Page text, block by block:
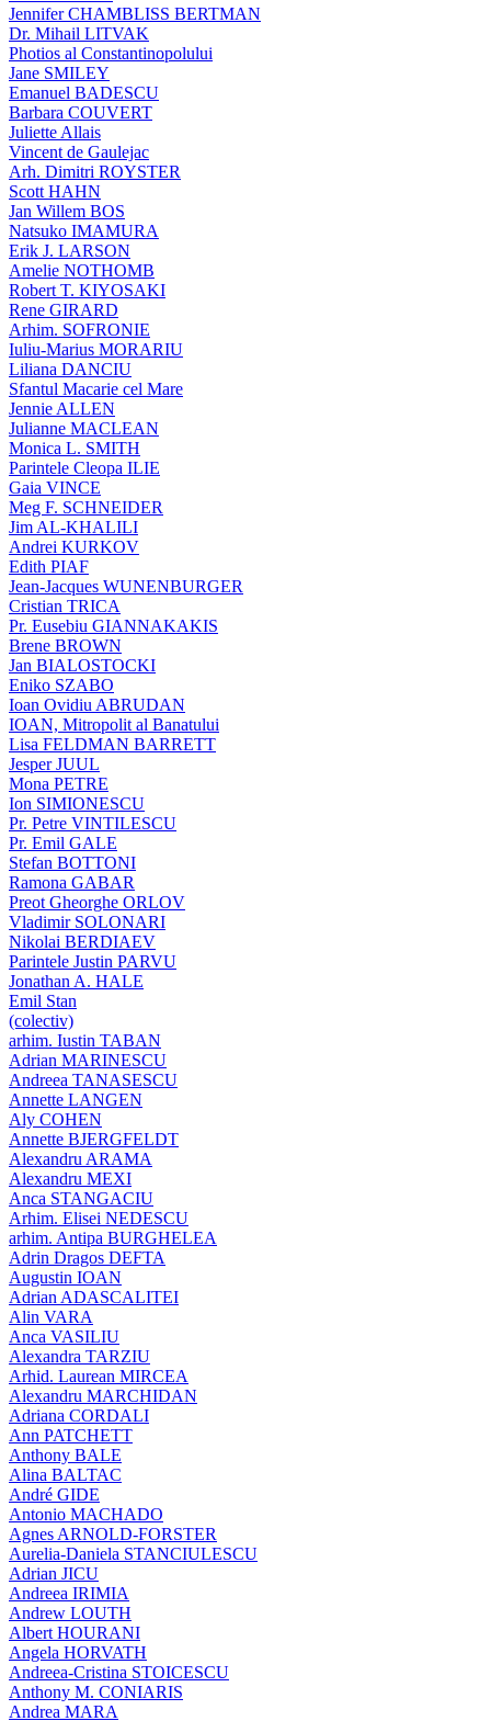
Jennifer CHAMBLISS BERTMAN
Dr. Mihail LITVAK
Photios al Constantinopolului
Jane SMILEY
Emanuel BADESCU
Barbara COUVERT
Juliette Allais
Vincent de Gaulejac
Arh. Dimitri ROYSTER
Scott HAHN
Jan Willem BOS
Natsuko IMAMURA
Erik J. LARSON
Amelie NOTHOMB
Robert T. KIYOSAKI
Rene GIRARD
Arhim. SOFRONIE
Iuliu-Marius MORARIU
Liliana DANCIU
Sfantul Macarie cel Mare
Jennie ALLEN
Julianne MACLEAN
Monica L. SMITH
Parintele Cleopa ILIE
Gaia VINCE
Meg F. SCHNEIDER
Jim AL-KHALILI
Andrei KURKOV
Edith PIAF
Jean-Jacques WUNENBURGER
Cristian TRICA
Pr. Eusebiu GIANNAKAKIS
Brene BROWN
Jan BIALOSTOCKI
Eniko SZABO
Ioan Ovidiu ABRUDAN
IOAN, Mitropolit al Banatului
Lisa FELDMAN BARRETT
Jesper JUUL
Mona PETRE
Ion SIMIONESCU
Pr. Petre VINTILESCU
Pr. Emil GALE
Stefan BOTTONI
Ramona GABAR
Preot Gheorghe ORLOV
Vladimir SOLONARI
Nikolai BERDIAEV
Parintele Justin PARVU
Jonathan A. HALE
Emil Stan
(colectiv)
arhim. Iustin TABAN
Adrian MARINESCU
Andreea TANASESCU
Annette LANGEN
Aly COHEN
Annette BJERGFELDT
Alexandru ARAMA
Alexandru MEXI
Anca STANGACIU
Arhim. Elisei NEDESCU
arhim. Antipa BURGHELEA
Adrin Dragos DEFTA
Augustin IOAN
Adrian ADASCALITEI
Alin VARA
Anca VASILIU
Alexandra TARZIU
Arhid. Laurean MIRCEA
Alexandru MARCHIDAN
Adriana CORDALI
Ann PATCHETT
Anthony BALE
Alina BALTAC
André GIDE
Antonio MACHADO
Agnes ARNOLD-FORSTER
Aurelia-Daniela STANCIULESCU
Adrian JICU
Andreea IRIMIA
Andrew LOUTH
Albert HOURANI
Angela HORVATH
Andreea-Cristina STOICESCU
Anthony M. CONIARIS
Andrea MARA